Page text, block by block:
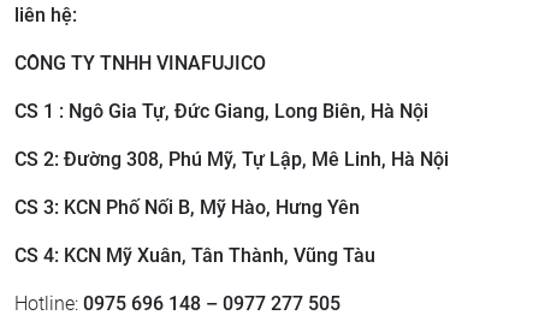
liên hệ:
CÔNG TY TNHH VINAFUJICO
CS 1 : Ngô Gia Tự, Đức Giang, Long Biên, Hà Nội
CS 2: ​Đường 308, Phú Mỹ, Tự Lập, Mê Linh, Hà Nội
CS 3: ​KCN Phố Nối B, Mỹ Hào, Hưng Yên
CS 4: KCN Mỹ Xuân, Tân Thành, Vũng Tàu
Hotline: 0975 696 148 – 0977 277 505